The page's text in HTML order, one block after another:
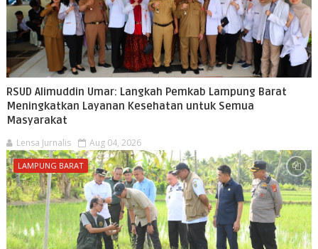
RSUD Alimuddin Umar: Langkah Pemkab Lampung Barat
Meningkatkan Layanan Kesehatan untuk Semua
Masyarakat
Lensa Jurnalis Aug 04, 2026
LAMPUNG BARAT